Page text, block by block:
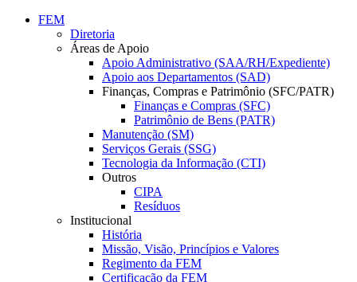
Conteúdo principal
FEM
Diretoria
Áreas de Apoio
Apoio Administrativo (SAA/RH/Expediente)
Apoio aos Departamentos (SAD)
Finanças, Compras e Patrimônio (SFC/PATR)
Finanças e Compras (SFC)
Patrimônio de Bens (PATR)
Manutenção (SM)
Serviços Gerais (SSG)
Tecnologia da Informação (CTI)
Outros
CIPA
Resíduos
Institucional
História
Missão, Visão, Princípios e Valores
Regimento da FEM
Certificação da FEM